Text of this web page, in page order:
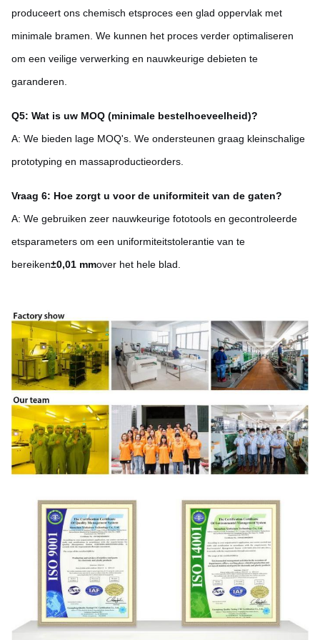
produceert ons chemisch etsproces een glad oppervlak met
minimale bramen. We kunnen het proces verder optimaliseren
om een ​​veilige verwerking en nauwkeurige debieten te
garanderen.
Q5: Wat is uw MOQ (minimale bestelhoeveelheid)?
A: We bieden lage MOQ's. We ondersteunen graag kleinschalige
prototyping en massaproductieorders.
Vraag 6: Hoe zorgt u voor de uniformiteit van de gaten?
A: We gebruiken zeer nauwkeurige fototools en gecontroleerde
etsparameters om een ​​uniformiteitstolerantie van te
bereiken±0,01 mmover het hele blad.